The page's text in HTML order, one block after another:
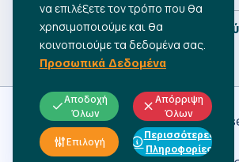
Πλήρες Ημερολόγιο
Γ.Σ.Ε.Ε
© 2026 All rights
ΠΡΟΣΩΠΙΚΑ ΔΕΔΟΜΕΝΑ
να επιλέξετε τον τρόπο που θα
χρησιμοποιούμε και θα
κοινοποιούμε τα δεδομένα σας.
Προσωπικά Δεδομένα
Αποδοχή
Όλων
Απόρριψη
Όλων
Επιλογή
Περισσότερες
Πληροφορίες